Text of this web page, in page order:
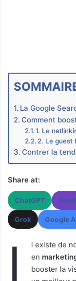
La Google
Comment
1. Le
2. Le guest
Contrer la
Share at:
ChatGPT
Grok Google
I
l existe de
en
booster la